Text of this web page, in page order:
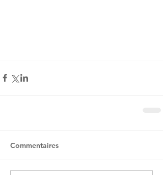
Commentaires